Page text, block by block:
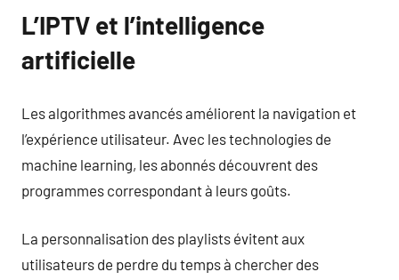
L’IPTV et l’intelligence
artificielle
Les algorithmes avancés améliorent la navigation et
l’expérience utilisateur. Avec les technologies de
machine learning, les abonnés découvrent des
programmes correspondant à leurs goûts.
La personnalisation des playlists évitent aux
utilisateurs de perdre du temps à chercher des